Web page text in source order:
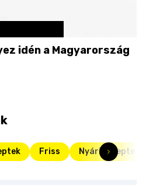
idén a Magyarország
Friss Nyári receptek